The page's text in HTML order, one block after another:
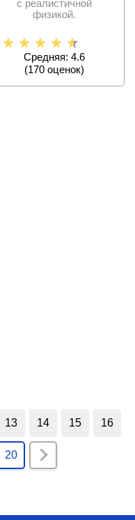
с реалистичной
физикой.
Средняя: 4.6
(170 оценок)
13 14 15 16
20